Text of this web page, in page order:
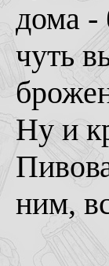
дома -
чуть
Ну и
ним,